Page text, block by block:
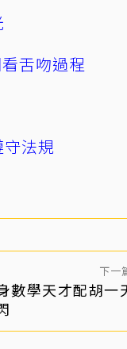
舌吻過程
法規
下一
數學天才配胡一